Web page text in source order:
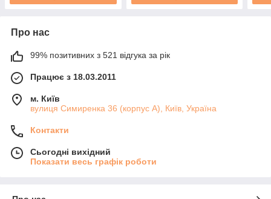
Про нас
99% позитивних з 521 відгука за рік
Працює з 18.03.2011
м. Київ
вулиця Симиренка 36 (корпус А), Київ, Україна
Контакти
Сьогодні вихідний
Показати весь графік роботи